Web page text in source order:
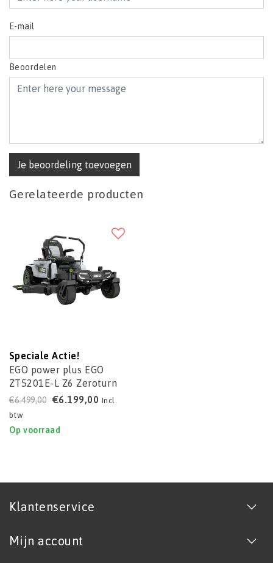
E-mail
Beoordelen
Je beoordeling toevoegen
Gerelateerde producten
Speciale Actie!
EGO power plus EGO
ZT5201E-L Z6 Zeroturn
Zitmaaier (132 cm)
€6.499,00 €6.199,00 Incl.
btw
Op voorraad
Klantenservice
Mijn account